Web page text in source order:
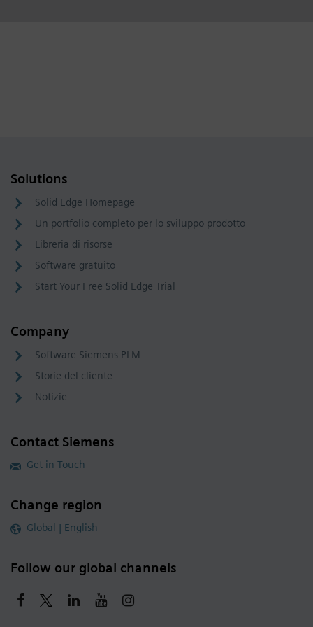
Solutions
Solid Edge Homepage
Un portfolio completo per lo sviluppo prodotto
Libreria di risorse
Software gratuito
Start Your Free Solid Edge Trial
Company
Software Siemens PLM
Storie del cliente
Notizie
Contact Siemens
Get in Touch
Change region
Global | English
Follow our global channels